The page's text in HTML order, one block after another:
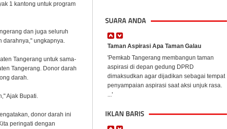
1 kantong untuk program
dan juga seluruh
darahnya," ungkapnya.
Tangerang untuk sama-
Tangerang. Donor darah
darah.
Ajak Bupati.
donor darah ini
peringati dengan
Taman Aspirasi Apa Taman Galau
'Pemkab Tangerang membangun taman
aspirasi di depan gedung DPRD
dimaksudkan agar dijadikan sebagai tempat
penyampaian aspirasi saat aksi unjuk rasa.
...'